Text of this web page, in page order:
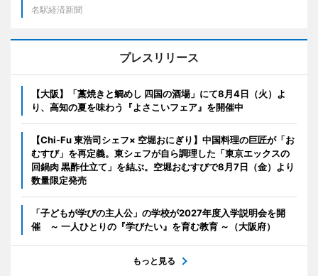
名駅経済新聞
プレスリリース
【大阪】「藁焼きと鯛めし 四国の酒場」にて8月4日（火）よ
り、高知の夏を味わう『よさこいフェア』を開催中
【Chi-Fu 東浩司シェフ× 空堀おにぎり】中国料理の巨匠が「お
むすび」を再定義。東シェフが自ら調理した「東京エックスの
回鍋肉 黒酢仕立て」を結ぶ。空堀おむすびで8月7日（金）より
数量限定発売
「子どもが学びの主人公」の学校が2027年度入学説明会を開
催 ～ 一人ひとりの『学びたい』を育む教育 ～（大阪府）
もっと見る